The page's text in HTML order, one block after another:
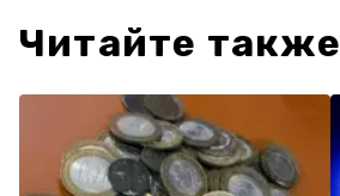
Читайте также